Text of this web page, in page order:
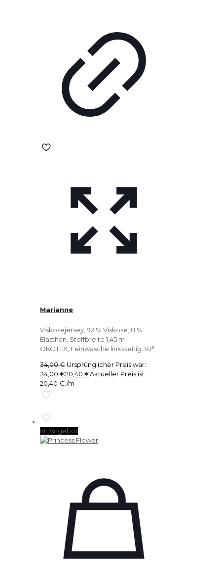
Marianne
Viskosejersey, 92 % Viskose, 8 %
Elasthan, Stoffbreite 1,45 m
ÖKOTEX, Feinwäsche linksseitig 30°
34,00€ Ursprünglicher Preis war:
34,00 €20,40 €Aktueller Preis ist:
20,40 €. /m
Im Angebot